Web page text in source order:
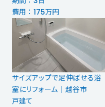
費用 ： 175万円
サイズアップで足伸ばせる浴
室にリフォーム｜越谷市
戸建て